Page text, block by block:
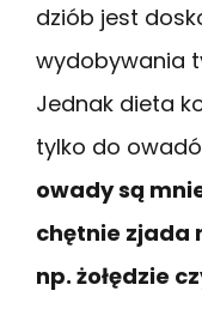
dziób jest
wydobywania
Jednak dieta
tylko do
owady są
chętnie zjada
np. żołędzie